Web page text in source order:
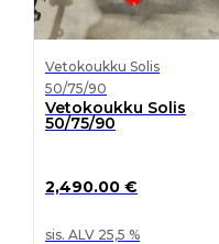
Vetokoukku Solis
50/75/90
Vetokoukku Solis
50/75/90
2,490.00 €
sis. ALV 25,5 %